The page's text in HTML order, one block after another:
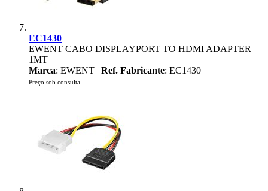
EC1430
EWENT CABO DISPLAYPORT TO HDMI ADAPTER
1MT
Marca: EWENT | Ref. Fabricante: EC1430
Preço sob consulta